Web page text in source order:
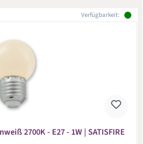
Verfügbarkeit:
2700K - E27 - 1W | SATISFIRE